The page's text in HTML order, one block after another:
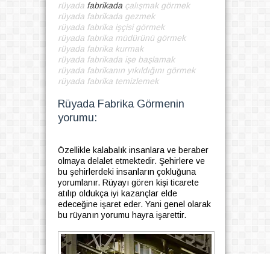
rüyada fabrikadaçalışmak görmek
rüyada fabrikada gezmek
rüyada fabrika işçisi görmek
rüyada fabrika müdürünü görmek
rüyada fabrika kurmak
rüyada fabrikada işe başlamak
rüyada fabrikanın yıkıldığını görmek
rüyada fabrika temizlemek
Rüyada Fabrika Görmenin
yorumu:
Özellikle kalabalık insanlara ve beraber
olmaya delalet etmektedir. Şehirlere ve
bu şehirlerdeki insanların çokluğuna
yorumlanır. Rüyayı gören kişi ticarete
atılıp oldukça iyi kazançlar elde
edeceğine işaret eder. Yani genel olarak
bu rüyanın yorumu hayra işarettir.